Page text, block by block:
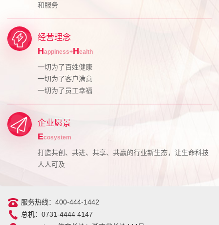
和服务
经营理念
Happiness+Health
一切为了百姓健康
一切为了客户满意
一切为了员工幸福
企业愿景
Ecosystem
打造共创、共进、共享、共赢的行业新生态，让生命科技
人人可及
服务热线：400-444-1442
总机：0731-4444 4147